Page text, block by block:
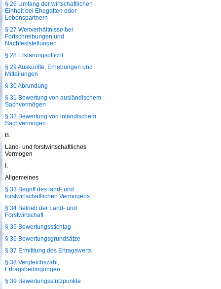
§ 26 Umfang der wirtschaftlichen
Einheit bei Ehegatten oder
Lebenspartnern
§ 27 Wertverhältnisse bei
Fortschreibungen und
Nachfeststellungen
§ 28 Erklärungspflicht
§ 29 Auskünfte, Erhebungen und
Mitteilungen
§ 30 Abrundung
§ 31 Bewertung von ausländischem
Sachvermögen
§ 32 Bewertung von inländischem
Sachvermögen
B.
Land- und forstwirtschaftliches
Vermögen
I.
Allgemeines
§ 33 Begriff des land- und
forstwirtschaftlichen Vermögens
§ 34 Betrieb der Land- und
Forstwirtschaft
§ 35 Bewertungsstichtag
§ 36 Bewertungsgrundsätze
§ 37 Ermittlung des Ertragswerts
§ 38 Vergleichszahl,
Ertragsbedingungen
§ 39 Bewertungsstützpunkte